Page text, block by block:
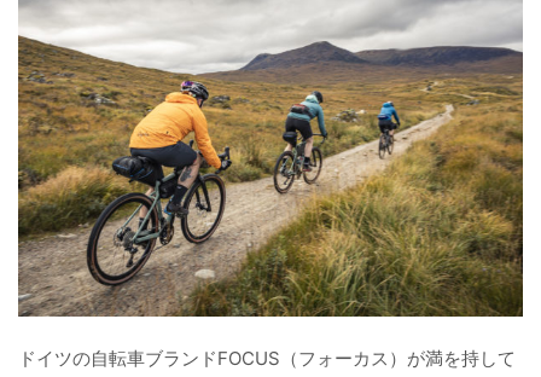
ドイツの自転車ブランドFOCUS（フォーカス）が満を持して